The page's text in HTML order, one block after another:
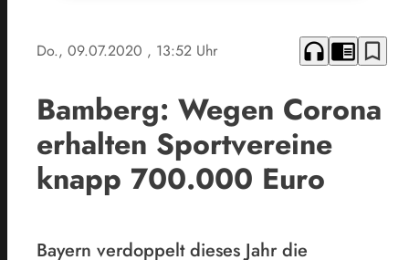
Do., 09.07.2020 , 13:52 Uhr headphones chrome_reader_mode bookmark_border
Bamberg: Wegen Corona
erhalten Sportvereine
knapp 700.000 Euro
Bayern verdoppelt dieses Jahr die